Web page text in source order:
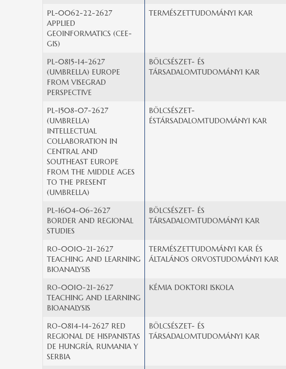
PL-0062-22-2627
APPLIED
GEOINFORMATICS (CEE-
GIS)
TERMÉSZETTUDOMÁNYI KAR
PL-0815-14-2627
(UMBRELLA) EUROPE
FROM VISEGRAD
PERSPECTIVE
BÖLCSÉSZET- ÉS
TÁRSADALOMTUDOMÁNYI KAR
PL-1508-07-2627
(UMBRELLA)
INTELLECTUAL
COLLABORATION IN
CENTRAL AND
SOUTHEAST EUROPE
FROM THE MIDDLE AGES
TO THE PRESENT
(UMBRELLA)
BÖLCSÉSZET-
ÉSTÁRSADALOMTUDOMÁNYI KAR
PL-1604-06-2627
BORDER AND REGIONAL
STUDIES
BÖLCSÉSZET- ÉS
TÁRSADALOMTUDOMÁNYI KAR
RO-0010-21-2627
TEACHING AND LEARNING
BIOANALYSIS
TERMÉSZETTUDOMÁNYI KAR ÉS
ÁLTALÁNOS ORVOSTUDOMÁNYI KAR
RO-0010-21-2627
TEACHING AND LEARNING
BIOANALYSIS
KÉMIA DOKTORI ISKOLA
RO-0814-14-2627 RED
REGIONAL DE HISPANISTAS
DE HUNGRÍA, RUMANIA Y
SERBIA
BÖLCSÉSZET- ÉS
TÁRSADALOMTUDOMÁNYI KAR